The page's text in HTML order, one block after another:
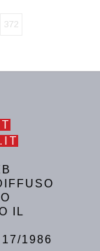
372
IL
1986